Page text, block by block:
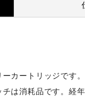
カートリッジです
は消耗品です。経